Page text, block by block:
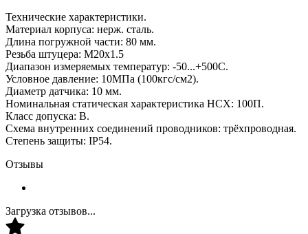
Технические характеристики.
Материал корпуса: нерж. сталь.
Длина погружной части: 80 мм.
Резьба штуцера: М20х1.5
Диапазон измеряемых температур: -50...+500С.
Условное давление: 10МПа (100кгс/см2).
Диаметр датчика: 10 мм.
Номинальная статическая характеристика НСХ: 100П.
Класс допуска: В.
Схема внутренних соединений проводников: трёхпроводная.
Степень защиты: IP54.
Отзывы
Загрузка отзывов...